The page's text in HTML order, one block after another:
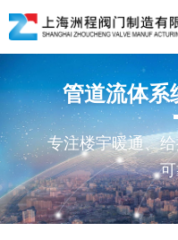
管道流体
专注楼宇暖通、